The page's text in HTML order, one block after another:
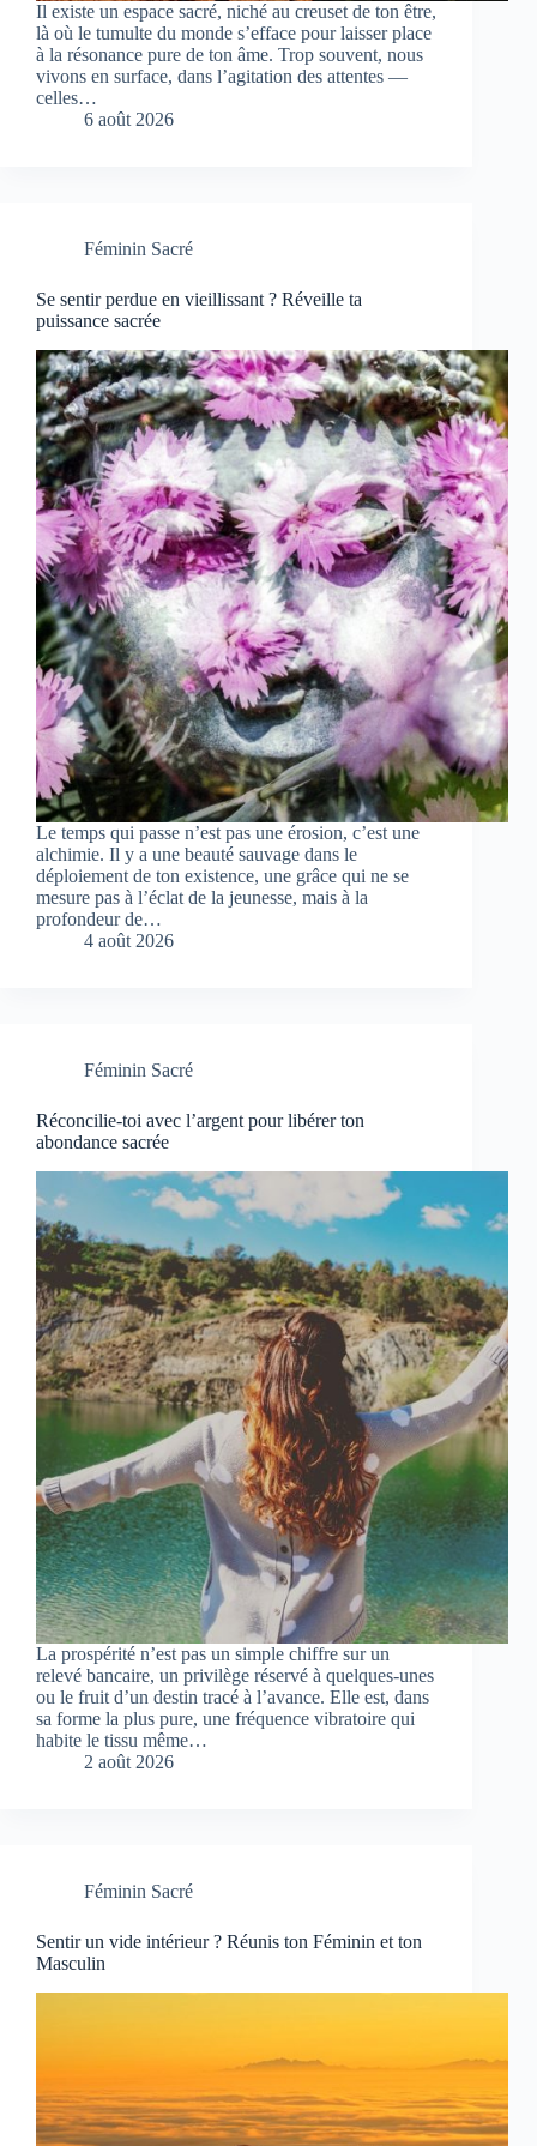
Il existe un espace sacré, niché au creuset de ton être,
là où le tumulte du monde s’efface pour laisser place
à la résonance pure de ton âme. Trop souvent, nous
vivons en surface, dans l’agitation des attentes —
celles…
6 août 2026
Féminin Sacré
Se sentir perdue en vieillissant ? Réveille ta
puissance sacrée
Le temps qui passe n’est pas une érosion, c’est une
alchimie. Il y a une beauté sauvage dans le
déploiement de ton existence, une grâce qui ne se
mesure pas à l’éclat de la jeunesse, mais à la
profondeur de…
4 août 2026
Féminin Sacré
Réconcilie-toi avec l’argent pour libérer ton
abondance sacrée
La prospérité n’est pas un simple chiffre sur un
relevé bancaire, un privilège réservé à quelques-unes
ou le fruit d’un destin tracé à l’avance. Elle est, dans
sa forme la plus pure, une fréquence vibratoire qui
habite le tissu même…
2 août 2026
Féminin Sacré
Sentir un vide intérieur ? Réunis ton Féminin et ton
Masculin